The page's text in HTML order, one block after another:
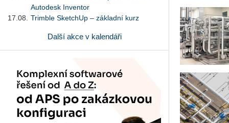
Autodesk Inventor
17.08.
Trimble SketchUp – základní kurz
Další akce v kalendáři